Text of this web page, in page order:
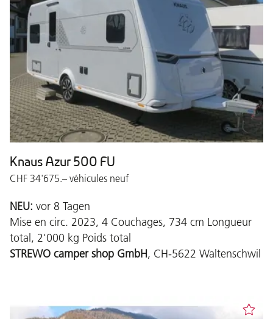
Knaus Azur 500 FU
CHF 34'675.– véhicules neuf
NEU: vor 8 Tagen
Mise en circ. 2023, 4 Couchages, 734 cm Longueur
total, 2'000 kg Poids total
STREWO camper shop GmbH, CH-5622 Waltenschwil